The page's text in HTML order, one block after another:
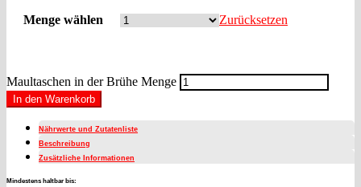
Menge wählen Zurücksetzen
Maultaschen in der Brühe Menge
In den Warenkorb
Nährwerte und Zutatenliste
Beschreibung
Zusätzliche Informationen
Mindestens haltbar bis: